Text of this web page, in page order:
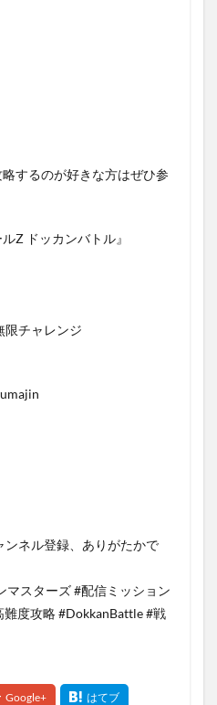
するのが好きな方はぜひ参
Z ドッカンバトル』
チャレンジ
ンネル登録、ありがたかで
マスターズ #配信ミッション
度攻略 #DokkanBattle #戦